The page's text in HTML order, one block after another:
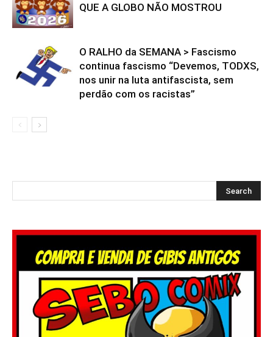
QUE A GLOBO NÃO MOSTROU
O RALHO da SEMANA > Fascismo
continua fascismo “Devemos, TODXS,
nos unir na luta antifascista, sem
perdão com os racistas”